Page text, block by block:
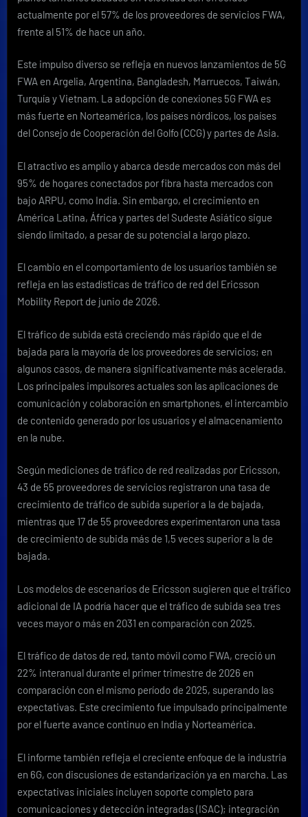
actualmente por el 57% de los proveedores de servicios FWA,
frente al 51% de hace un año.
Este impulso diverso se refleja en nuevos lanzamientos de 5G
FWA en Argelia, Argentina, Bangladesh, Marruecos, Taiwán,
Turquía y Vietnam. La adopción de conexiones 5G FWA es
más fuerte en Norteamérica, los países nórdicos, los países
del Consejo de Cooperación del Golfo (CCG) y partes de Asia.
El atractivo es amplio y abarca desde mercados con más del
95% de hogares conectados por fibra hasta mercados con
bajo ARPU, como India. Sin embargo, el crecimiento en
América Latina, África y partes del Sudeste Asiático sigue
siendo limitado, a pesar de su potencial a largo plazo.
El cambio en el comportamiento de los usuarios también se
refleja en las estadísticas de tráfico de red del Ericsson
Mobility Report de junio de 2026.
El tráfico de subida está creciendo más rápido que el de
bajada para la mayoría de los proveedores de servicios; en
algunos casos, de manera significativamente más acelerada.
Los principales impulsores actuales son las aplicaciones de
comunicación y colaboración en smartphones, el intercambio
de contenido generado por los usuarios y el almacenamiento
en la nube.
Según mediciones de tráfico de red realizadas por Ericsson,
43 de 55 proveedores de servicios registraron una tasa de
crecimiento de tráfico de subida superior a la de bajada,
mientras que 17 de 55 proveedores experimentaron una tasa
de crecimiento de subida más de 1,5 veces superior a la de
bajada.
Los modelos de escenarios de Ericsson sugieren que el tráfico
adicional de IA podría hacer que el tráfico de subida sea tres
veces mayor o más en 2031 en comparación con 2025.
El tráfico de datos de red, tanto móvil como FWA, creció un
22% interanual durante el primer trimestre de 2026 en
comparación con el mismo período de 2025, superando las
expectativas. Este crecimiento fue impulsado principalmente
por el fuerte avance continuo en India y Norteamérica.
El informe también refleja el creciente enfoque de la industria
en 6G, con discusiones de estandarización ya en marcha. Las
expectativas iniciales incluyen soporte completo para
comunicaciones y detección integradas (ISAC); integración